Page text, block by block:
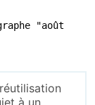
"août
à un